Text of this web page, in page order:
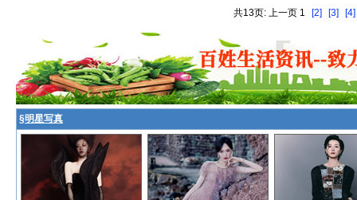
共13页: 上一页 1 [2] [3] [4]
§明星写真